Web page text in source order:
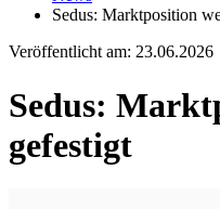
Sedus: Marktposition
Veröffentlicht am: 23.06.2026
Sedus:
gefestigt